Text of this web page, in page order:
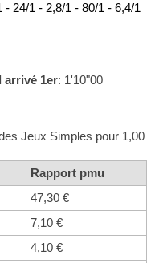
- 24/1 - 2,8/1 - 80/1 - 6,4/1
arrivé 1er: 1'10"00
Jeux Simples pour 1,00
Rapport pmu
47,30 €
7,10 €
4,10 €